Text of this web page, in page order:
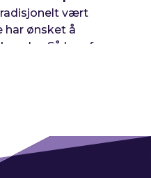
vært
har ønsket å
Så hvorfor
Fixrate?